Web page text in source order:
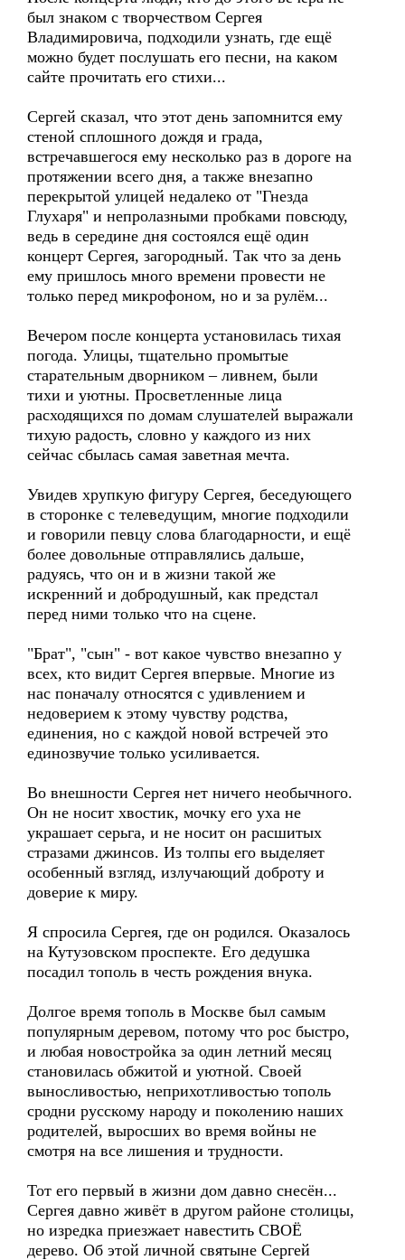
был знаком с творчеством Сергея
Владимировича, подходили узнать, где ещё
можно будет послушать его песни, на каком
сайте прочитать его стихи...
Сергей сказал, что этот день запомнится ему
стеной сплошного дождя и града,
встречавшегося ему несколько раз в дороге на
протяжении всего дня, а также внезапно
перекрытой улицей недалеко от "Гнезда
Глухаря" и непролазными пробками повсюду,
ведь в середине дня состоялся ещё один
концерт Сергея, загородный. Так что за день
ему пришлось много времени провести не
только перед микрофоном, но и за рулём...
Вечером после концерта установилась тихая
погода. Улицы, тщательно промытые
старательным дворником – ливнем, были
тихи и уютны. Просветленные лица
расходящихся по домам слушателей выражали
тихую радость, словно у каждого из них
сейчас сбылась самая заветная мечта.
Увидев хрупкую фигуру Сергея, беседующего
в сторонке с телеведущим, многие подходили
и говорили певцу слова благодарности, и ещё
более довольные отправлялись дальше,
радуясь, что он и в жизни такой же
искренний и добродушный, как предстал
перед ними только что на сцене.
"Брат", "сын" - вот какое чувство внезапно у
всех, кто видит Сергея впервые. Многие из
нас поначалу относятся с удивлением и
недоверием к этому чувству родства,
единения, но с каждой новой встречей это
единозвучие только усиливается.
Во внешности Сергея нет ничего необычного.
Он не носит хвостик, мочку его уха не
украшает серьга, и не носит он расшитых
стразами джинсов. Из толпы его выделяет
особенный взгляд, излучающий доброту и
доверие к миру.
Я спросила Сергея, где он родился. Оказалось
на Кутузовском проспекте. Его дедушка
посадил тополь в честь рождения внука.
Долгое время тополь в Москве был самым
популярным деревом, потому что рос быстро,
и любая новостройка за один летний месяц
становилась обжитой и уютной. Своей
выносливостью, неприхотливостью тополь
сродни русскому народу и поколению наших
родителей, выросших во время войны не
смотря на все лишения и трудности.
Тот его первый в жизни дом давно снесён...
Сергея давно живёт в другом районе столицы,
но изредка приезжает навестить СВОЁ
дерево. Об этой личной святыне Сергей